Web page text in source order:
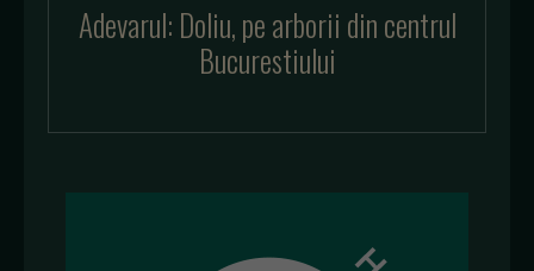
Adevarul: Doliu, pe arborii din centrul
Bucurestiului